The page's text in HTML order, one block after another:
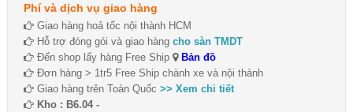
Phí và dịch vụ giao hàng
Giao hàng hoả tốc nội thành HCM
Hỗ trợ đóng gói và giao hàng cho sàn TMDT
Đến shop lấy hàng Free Ship
Bản đồ
Đơn hàng > 1tr5 Free Ship chành xe và nội thành
Giao hàng trên Toàn Quốc >> Xem chi tiết
Kho : B6.04 -